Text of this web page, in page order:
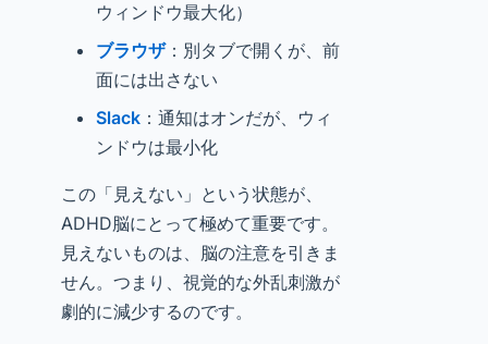
ウィンドウ最大化）
ブラウザ：別タブで開くが、前
面には出さない
Slack ：通知はオンだが、ウィ
ンドウは最小化
この「見えない」という状態が、
ADHD脳にとって極めて重要です。
見えないものは、脳の注意を引きま
せん。つまり、視覚的な外乱刺激が
劇的に減少するのです。